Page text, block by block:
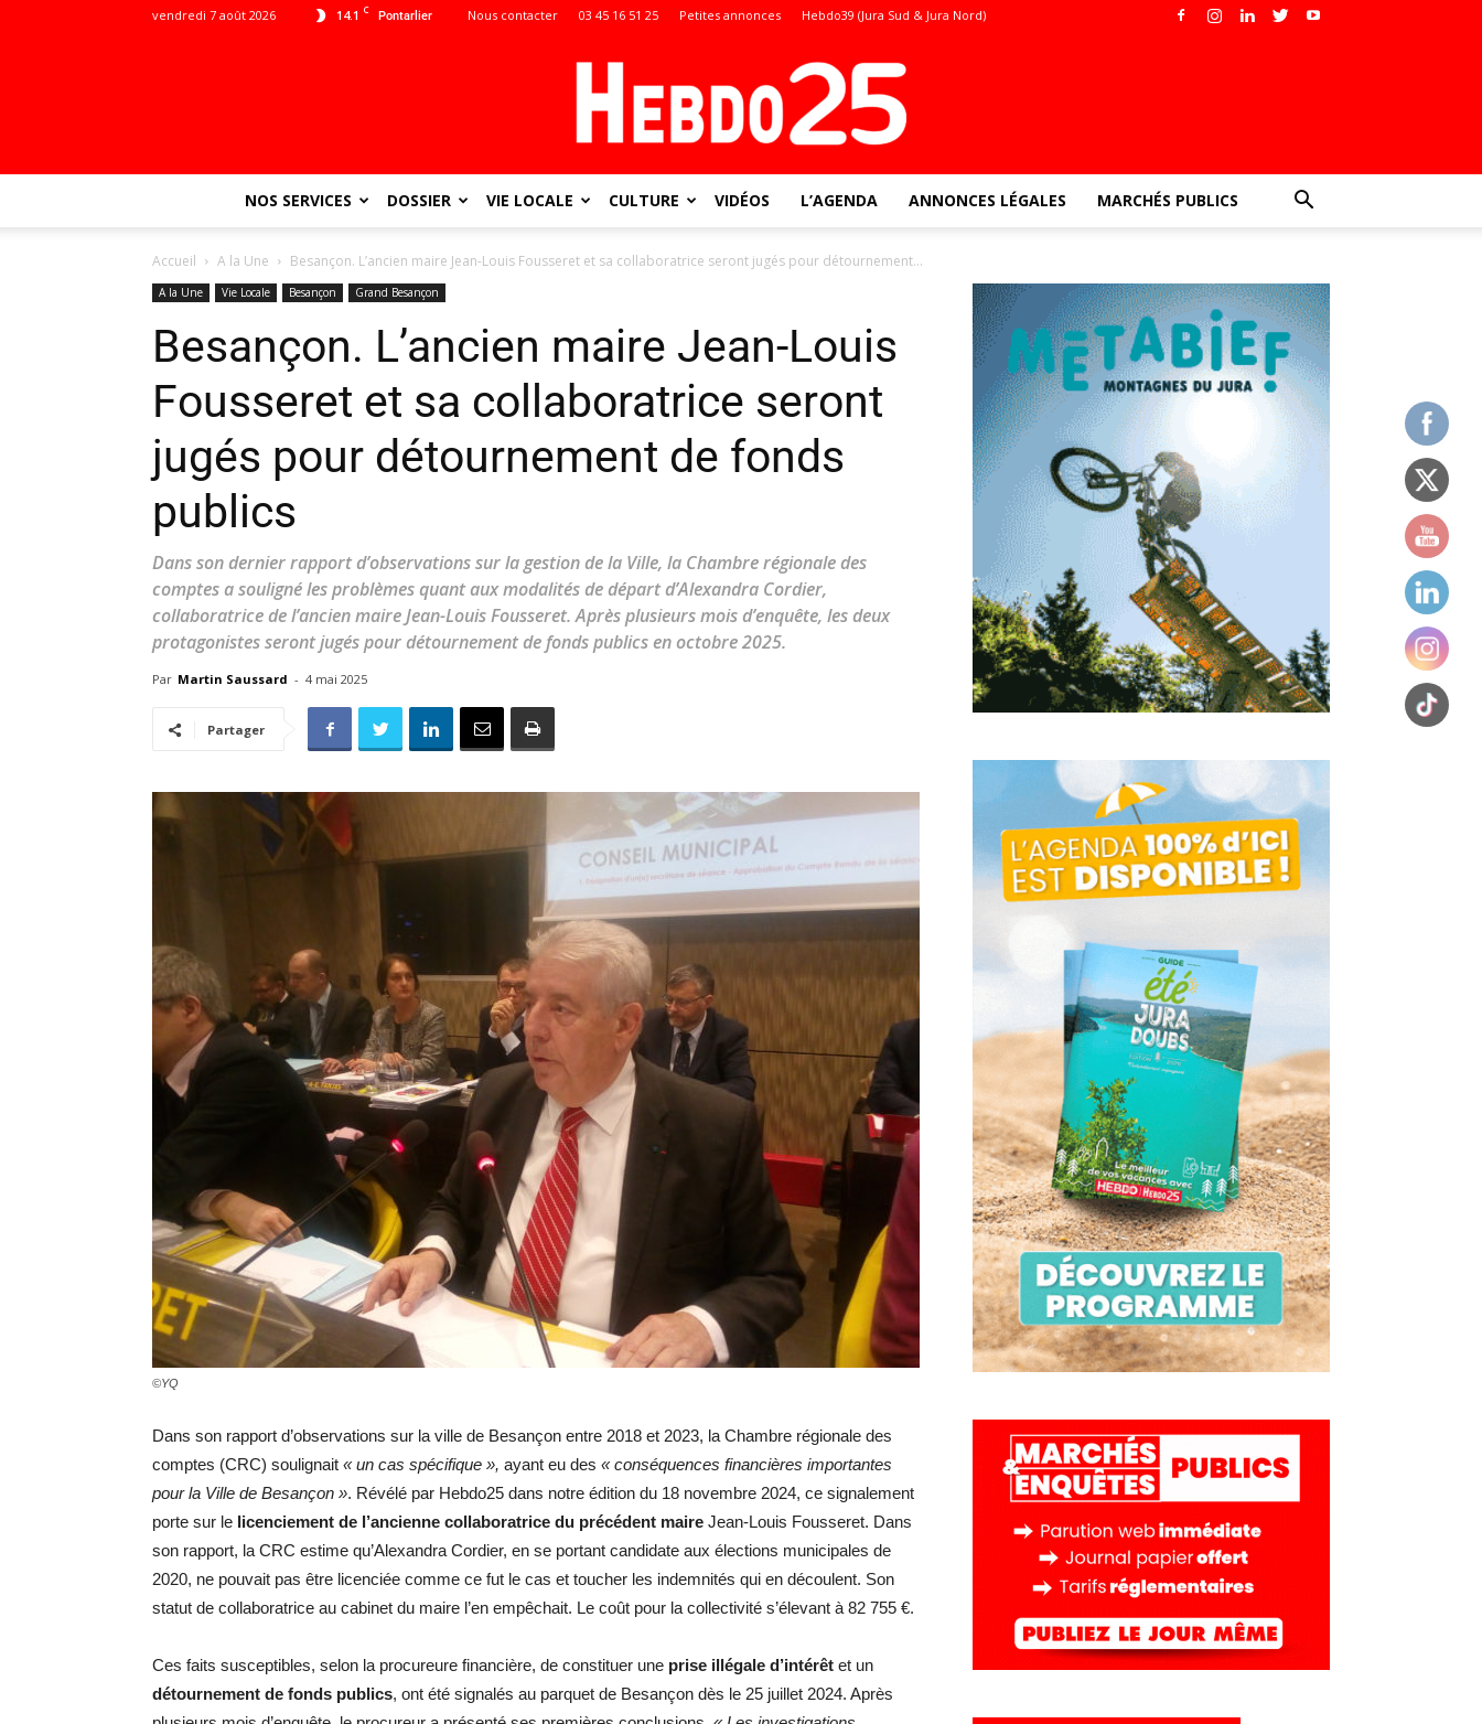
14.1 C Pontarlier
vendredi 7 août 2026 Nous contacter 03 45 16 51 25 Petites annonces Hebdo39 (Jura Sud & Jura Nord)
:
l'info
locale
Hebdo25
NOS SERVICES DOSSIER VIE LOCALE CULTURE VIDÉOS L’AGENDA ANNONCES LÉGALES MARCHÉS PUBLICS
Accueil A la Une Besançon. L’ancien maire Jean-Louis Fousseret et sa collaboratrice seront jugés pour détournement...
A la Une Vie Locale Besançon Grand Besançon
Besançon. L’ancien maire Jean-Louis
Fousseret et sa collaboratrice seront
jugés pour détournement de fonds
publics
Dans son dernier rapport d’observations sur la gestion de la Ville, la Chambre régionale des
comptes a souligné les problèmes quant aux modalités de départ d’Alexandra Cordier,
collaboratrice de l’ancien maire Jean-Louis Fousseret. Après plusieurs mois d’enquête, les deux
protagonistes seront jugés pour détournement de fonds publics en octobre 2025.
Par Martin Saussard - 4 mai 2025
Partager
©YQ
Dans son rapport d’observations sur la ville de Besançon entre 2018 et 2023, la Chambre régionale des
comptes (CRC) soulignait « un cas spécifique », ayant eu des « conséquences financières importantes
pour la Ville de Besançon ». Révélé par Hebdo25 dans notre édition du 18 novembre 2024, ce signalement
porte sur le licenciement de l’ancienne collaboratrice du précédent maire Jean-Louis Fousseret. Dans
son rapport, la CRC estime qu’Alexandra Cordier, en se portant candidate aux élections municipales de
2020, ne pouvait pas être licenciée comme ce fut le cas et toucher les indemnités qui en découlent. Son
statut de collaboratrice au cabinet du maire l’en empêchait. Le coût pour la collectivité s’élevant à 82 755 €.
Ces faits susceptibles, selon la procureure financière, de constituer une prise illégale d’intérêt et un
détournement de fonds publics, ont été signalés au parquet de Besançon dès le 25 juillet 2024. Après